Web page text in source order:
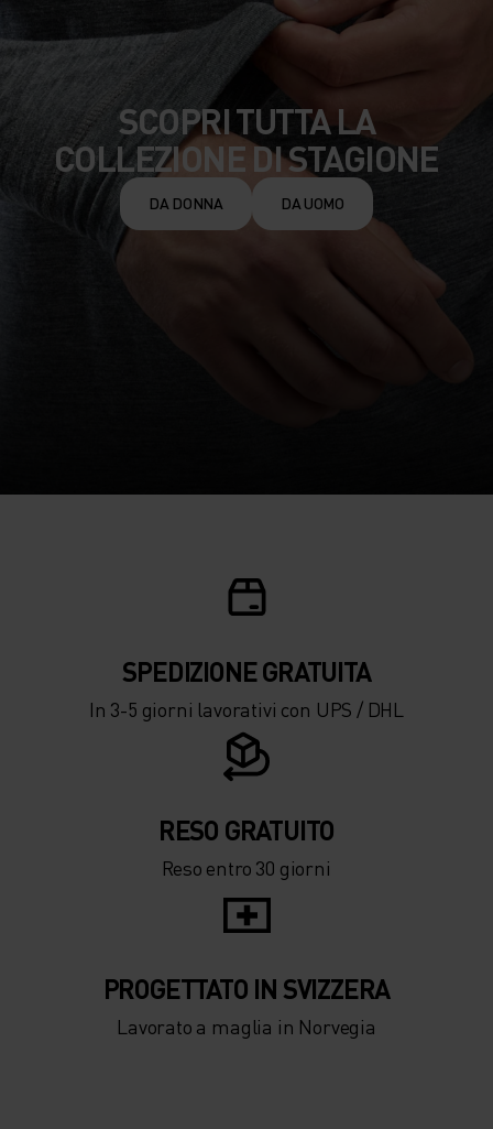
SCOPRI TUTTA LA
COLLEZIONE DI STAGIONE
DA DONNA DA UOMO
SPEDIZIONE ​​​​​​GRATUITA
In 3-5 giorni lavorativi con UPS / DHL
RESO GRATUITO
Reso entro 30 giorni
PROGETTATO IN SVIZZERA
Lavorato a maglia in Norvegia